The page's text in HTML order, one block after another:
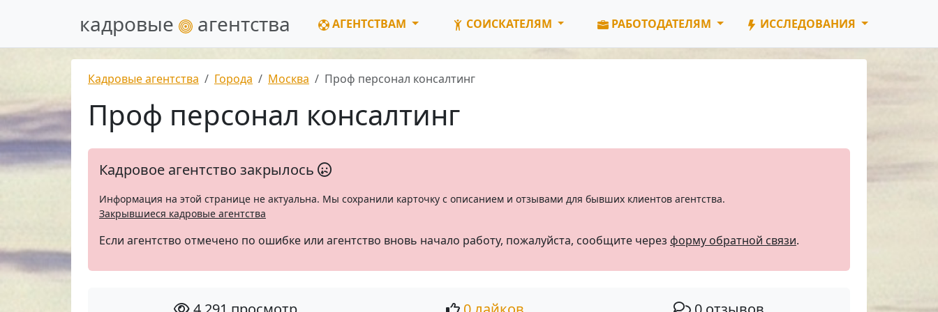
кадровые агентства АГЕНТСТВАМ СОИСКАТЕЛЯМ РАБОТОДАТЕЛЯМ ИССЛЕДОВАНИЯ
Кадровые агентства Города Москва Проф персонал консалтинг
Проф персонал консалтинг
Кадровое агентство закрылось
Информация на этой странице не актуальна. Мы сохранили карточку с описанием и отзывами для бывших клиентов агентства.
Закрывшиеся кадровые агентства
Если агентство отмечено по ошибке или агентство вновь начало работу, пожалуйста, сообщите через форму обратной связи.